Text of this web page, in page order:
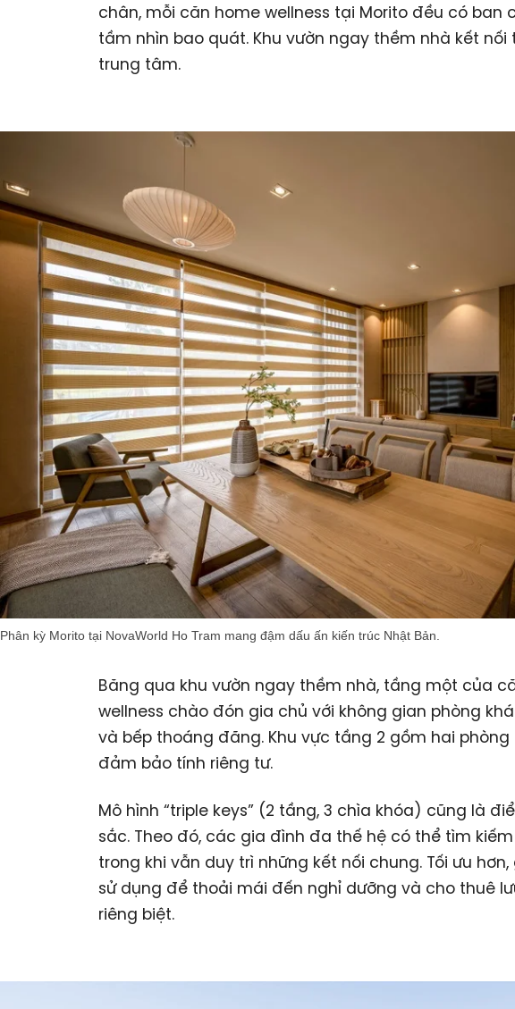
chân, mỗi căn home wellness tại Morito đều có ban
tầm nhìn bao quát. Khu vườn ngay thềm nhà kết nối
trung tâm.
Phân kỳ Morito tại NovaWorld Ho Tram mang đậm dấu ấn kiến trúc Nhật Bản.
Băng qua khu vườn ngay thềm nhà, tầng một của
wellness chào đón gia chủ với không gian phòng
và bếp thoáng đãng. Khu vực tầng 2 gồm hai
đảm bảo tính riêng tư.
Mô hình “triple keys” (2 tầng, 3 chìa khóa) cũng là
sắc. Theo đó, các gia đình đa thế hệ có thể tìm
trong khi vẫn duy trì những kết nối chung. Tối ưu
sử dụng để thoải mái đến nghỉ dưỡng và cho thuê
riêng biệt.